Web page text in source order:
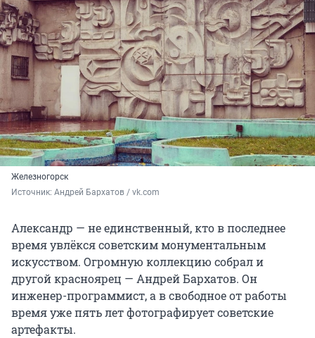
Железногорск
Источник: Андрей Бархатов / vk.com
Александр — не единственный, кто в последнее
время увлёкся советским монументальным
искусством. Огромную коллекцию собрал и
другой красноярец — Андрей Бархатов. Он
инженер-программист, а в свободное от работы
время уже пять лет фотографирует советские
артефакты.